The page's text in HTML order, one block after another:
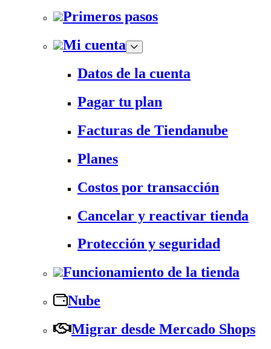
Primeros pasos
Mi cuenta
Datos de la cuenta
Pagar tu plan
Facturas de Tiendanube
Planes
Costos por transacción
Cancelar y reactivar tienda
Protección y seguridad
Funcionamiento de la tienda
Nube
Migrar desde Mercado Shops